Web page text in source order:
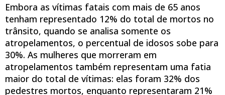
Embora as vítimas fatais com mais de 65 anos
tenham representado 12% do total de mortos no
trânsito, quando se analisa somente os
atropelamentos, o percentual de idosos sobe para
30%. As mulheres que morreram em
atropelamentos também representam uma fatia
maior do total de vítimas: elas foram 32% dos
pedestres mortos, enquanto representaram 21%